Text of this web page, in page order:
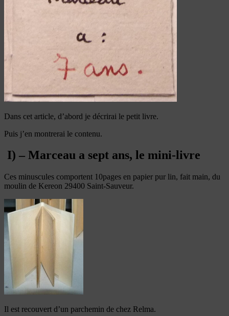
Dans cet article, d’abord je décrirai le petit livre.
Puis j’en montrerai le contenu.
I) – Marceau a sept ans, le mini-livre
Ces minuscules comportent 10pages en papier pur lin, fait main, du
moulin de Kereon 29400 Saint-Sauveur.
Il est recouvert d’un parchemin de chez Relma.